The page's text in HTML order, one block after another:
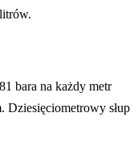
bara na każdy metr
Dziesięciometrowy słup